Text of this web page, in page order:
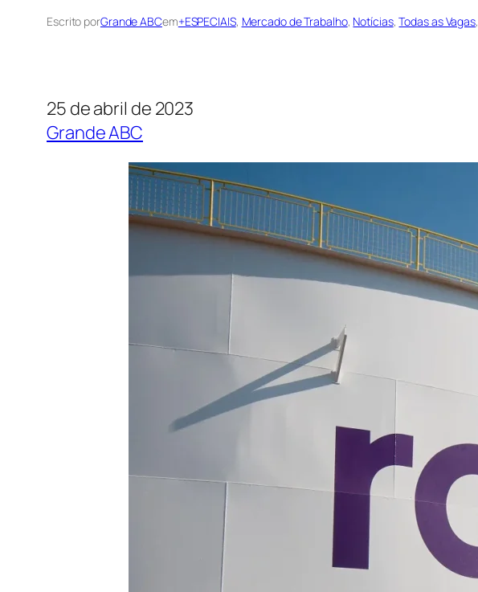
Escrito porGrande ABCem+ESPECIAIS, Mercado de Trabalho, Notícias, Todas as Vagas,
25 de abril de 2023
Grande ABC